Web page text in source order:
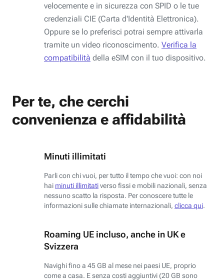
velocemente e in sicurezza con SPID o le tue
credenziali CIE (Carta d'Identità Elettronica).
Oppure se lo preferisci potrai sempre attivarla
tramite un video riconoscimento. Verifica la
compatibilità della eSIM con il tuo dispositivo.
Per te, che cerchi
convenienza e affidabilità
Minuti illimitati
Parli con chi vuoi, per tutto il tempo che vuoi: con noi
hai minuti illimitativerso fissi e mobili nazionali, senza
nessuno scatto la risposta. Per conoscere tutte le
informazioni sulle chiamate internazionali, clicca qui.
Roaming UE incluso, anche in UK e
Svizzera
Navighi fino a 45 GB al mese nei paesi UE, proprio
come a casa. E senza costi aggiuntivi (20 GB sono